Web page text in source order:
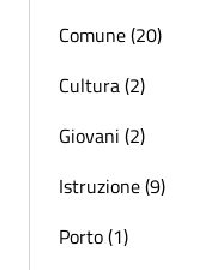
Comune (20)
Cultura (2)
Giovani (2)
Istruzione (9)
Porto (1)